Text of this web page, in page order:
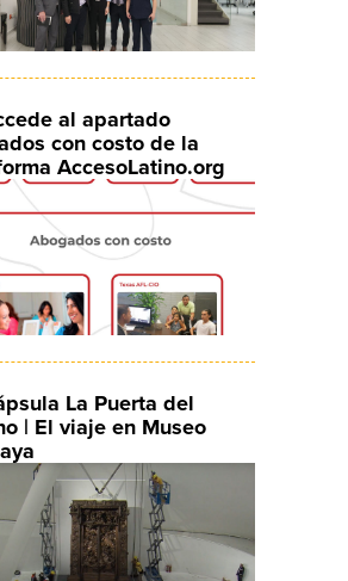
al apartado
con costo de la
AccesoLatino.org
La Puerta del
| El viaje en Museo